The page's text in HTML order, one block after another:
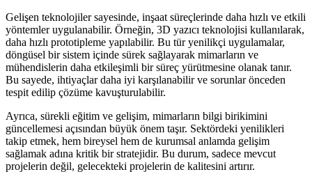
Gelişen teknolojiler sayesinde, inşaat süreçlerinde daha hızlı ve etkili
yöntemler uygulanabilir. Örneğin, 3D yazıcı teknolojisi kullanılarak,
daha hızlı prototipleme yapılabilir. Bu tür yenilikçi uygulamalar,
döngüsel bir sistem içinde sürek sağlayarak mimarların ve
mühendislerin daha etkileşimli bir süreç yürütmesine olanak tanır.
Bu sayede, ihtiyaçlar daha iyi karşılanabilir ve sorunlar önceden
tespit edilip çözüme kavuşturulabilir.
Ayrıca, sürekli eğitim ve gelişim, mimarların bilgi birikimini
güncellemesi açısından büyük önem taşır. Sektördeki yenilikleri
takip etmek, hem bireysel hem de kurumsal anlamda gelişim
sağlamak adına kritik bir stratejidir. Bu durum, sadece mevcut
projelerin değil, gelecekteki projelerin de kalitesini artırır.